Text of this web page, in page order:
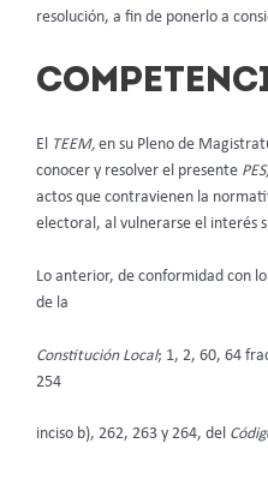
resolución, a fin de ponerlo a
El TEEM, en su Pleno de
conocer y resolver el presente PES,
actos que contravienen la
electoral, al vulnerarse el interés
Lo anterior, de conformidad con
de la
Constitución Local; 1, 2, 60, 64
254
inciso b), 262, 263 y 264, del